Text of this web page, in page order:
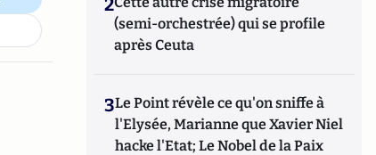
2
(semi-orchestrée) qui se profile
après Ceuta
3Le Point révèle ce qu'on sniffe à
l'Elysée, Marianne que Xavier Niel
hacke l'Etat; Le Nobel de la Paix